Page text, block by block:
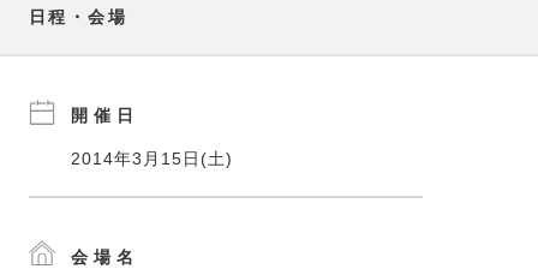
日程・会場
開催日
2014年3月15日(土)
会場名